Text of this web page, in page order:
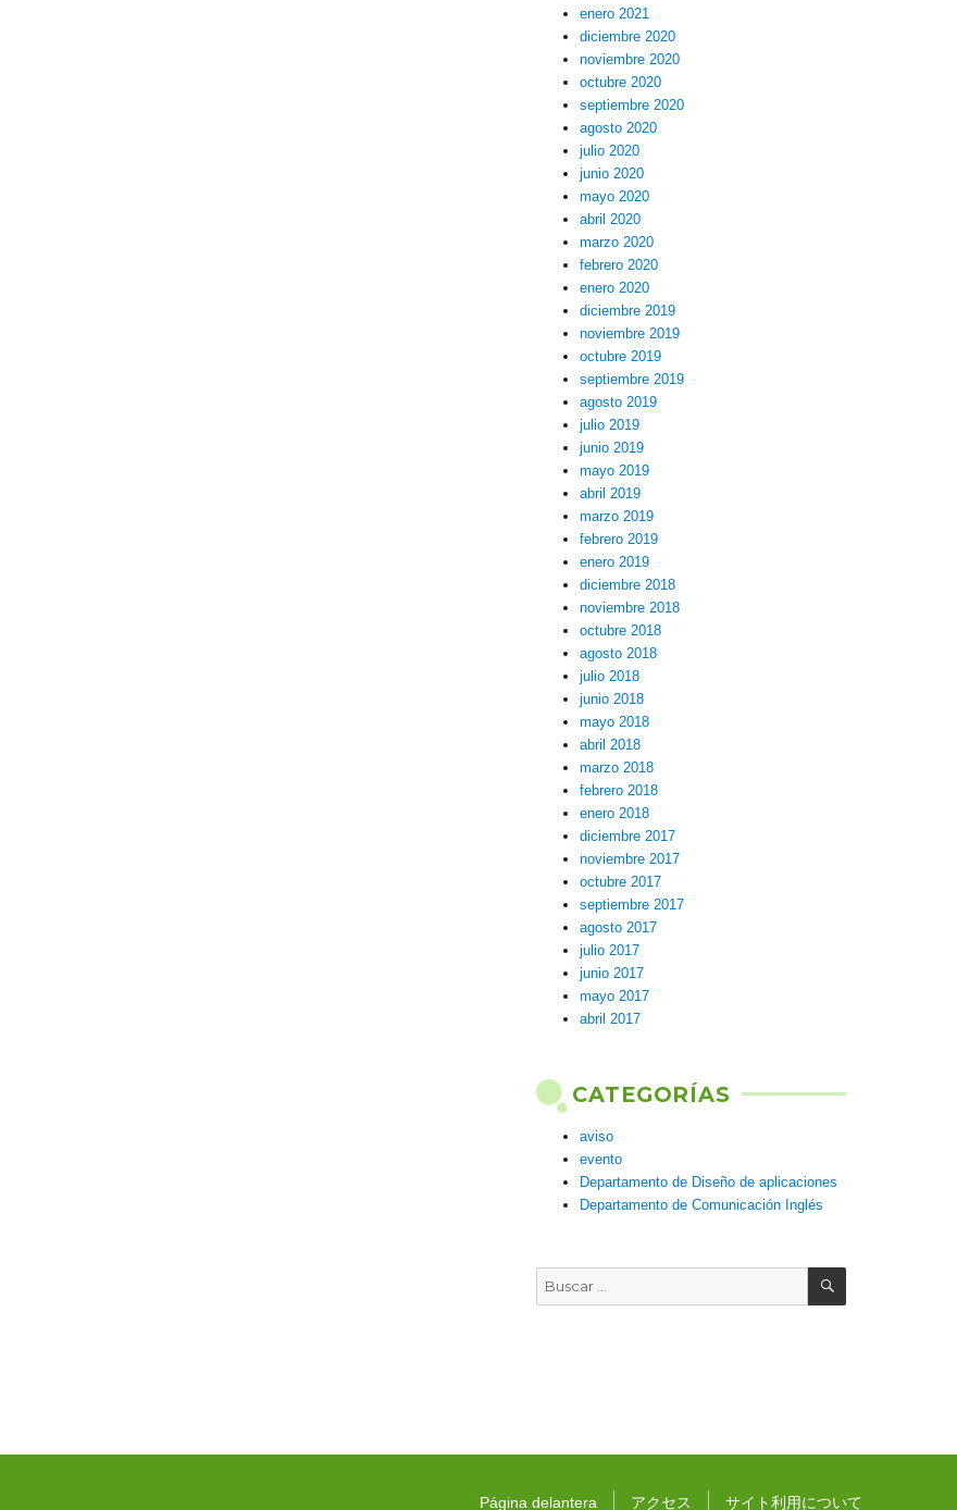
enero 2021
diciembre 2020
noviembre 2020
octubre 2020
septiembre 2020
agosto 2020
julio 2020
junio 2020
mayo 2020
abril 2020
marzo 2020
febrero 2020
enero 2020
diciembre 2019
noviembre 2019
octubre 2019
septiembre 2019
agosto 2019
julio 2019
junio 2019
mayo 2019
abril 2019
marzo 2019
febrero 2019
enero 2019
diciembre 2018
noviembre 2018
octubre 2018
agosto 2018
julio 2018
junio 2018
mayo 2018
abril 2018
marzo 2018
febrero 2018
enero 2018
diciembre 2017
noviembre 2017
octubre 2017
septiembre 2017
agosto 2017
julio 2017
junio 2017
mayo 2017
abril 2017
CATEGORÍAS
aviso
evento
Departamento de Diseño de aplicaciones
Departamento de Comunicación Inglés
Buscar
por:
BUSCAR
Página delantera アクセス サイト利用について